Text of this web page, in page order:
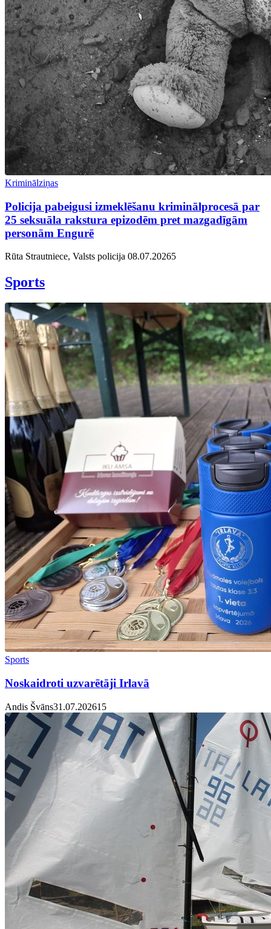
Kriminālziņas
Policija pabeigusi izmeklēšanu kriminālprocesā par
25 seksuāla rakstura epizodēm pret mazgadīgām
personām Engurē
Rūta Strautniece, Valsts policija 08.07.20265
Sports
Sports
Noskaidroti uzvarētāji Irlavā
Andis Švāns31.07.20261 5